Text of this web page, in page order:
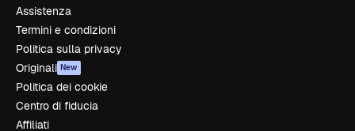
Assistenza
Termini e condizioni
Politica sulla privacy
Originali New
Politica dei cookie
Centro di fiducia
Affiliati